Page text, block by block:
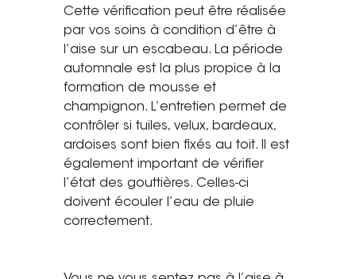
Cette vérification peut être réalisée
par vos soins à condition d’être à
l’aise sur un escabeau. La période
automnale est la plus propice à la
formation de mousse et
champignon. L’entretien permet de
contrôler si tuiles, velux, bardeaux,
ardoises sont bien fixés au toit. Il est
également important de vérifier
l’état des gouttières. Celles-ci
doivent écouler l’eau de pluie
correctement.